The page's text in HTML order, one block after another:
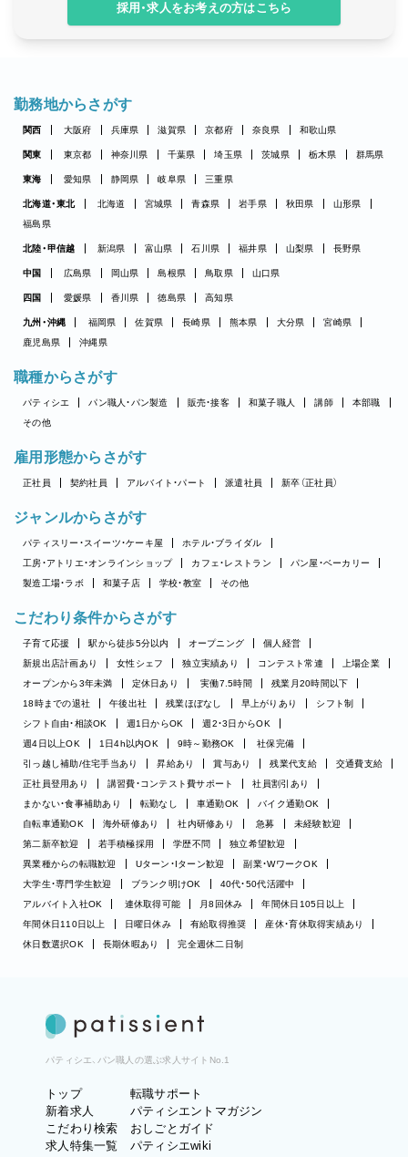
採用・求人をお考えの方はこちら
勤務地からさがす
関西 大阪府 兵庫県 滋賀県 京都府 奈良県 和歌山県
関東 東京都 神奈川県 千葉県 埼玉県 茨城県 栃木県 群馬県
東海 愛知県 静岡県 岐阜県 三重県
北海道・東北 北海道 宮城県 青森県 岩手県 秋田県
山形県
福島県
北陸・甲信越 新潟県 富山県 石川県 福井県 山梨県 長野県
中国 広島県 岡山県 島根県 鳥取県 山口県
四国 愛媛県 香川県 徳島県 高知県
九州・沖縄 福岡県 佐賀県 長崎県 熊本県 大分県
宮崎県
鹿児島県
沖縄県
職種からさがす
パティシエ パン職人・パン製造 販売・接客 和菓子職人 講師
本部職
その他
雇用形態からさがす
正社員 契約社員 アルバイト・パート 派遣社員 新卒（正社員）
ジャンルからさがす
パティスリー・スイーツ・ケーキ屋
ホテル・ブライダル
工房・アトリエ・オンラインショップ
カフェ・レストラン
パン屋・ベーカリー
製造工場・ラボ
和菓子店 学校・教室 その他
こだわり条件からさがす
子育て応援 駅から徒歩5分以内 オープニング
個人経営
新規出店計画あり
女性シェフ 独立実績あり コンテスト常連
上場企業
オープンから3年未満
定休日あり 実働7.5時間
残業月20時間以下
18時までの退社
午後出社 残業ほぼなし 早上がりあり
シフト制
シフト自由・相談OK
週1日からOK
週2・3日からOK
週4日以上OK
1日4h以内OK 9時～勤務OK
社保完備
引っ越し補助/住宅手当あり
昇給あり 賞与あり 残業代支給
交通費支給
正社員登用あり
講習費・コンテスト費サポート
社員割引あり
まかない・食事補助あり
転勤なし 車通勤OK
バイク通勤OK
自転車通勤OK
海外研修あり 社内研修あり 急募
未経験歓迎
第二新卒歓迎
若手積極採用 学歴不問
独立希望歓迎
異業種からの転職歓迎
Uターン・Iターン歓迎
副業・WワークOK
大学生・専門学生歓迎
ブランク明けOK
40代・50代活躍中
アルバイト入社OK
連休取得可能 月8回休み
年間休日105日以上
年間休日110日以上
日曜日休み 有給取得推奨
産休・育休取得実績あり
休日数選択OK
長期休暇あり 完全週休二日制
パティシエ、パン職人の選ぶ求人サイトNo.1
トップ
新着求人
こだわり検索
求人特集一覧
転職サポート
パティシエントマガジン
おしごとガイド
パティシエwiki